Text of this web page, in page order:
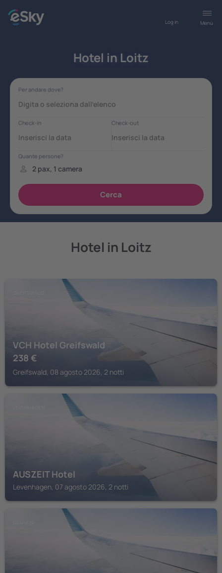
Menù
Log in
Hotel in Loitz
Hotel in Loitz
VCH Hotel Greifswald
238 €
Greifswald, 08 agosto 2026, 2 notti
AUSZEIT Hotel
Levenhagen, 07 agosto 2026, 2 notti